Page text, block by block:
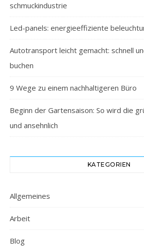
schmuckindustrie
Led-panels: energieeffiziente
Autotransport leicht gemacht: schnell
buchen
9 Wege zu einem nachhaltigeren Büro
Beginn der Gartensaison: So wird die
und ansehnlich
KATEGORIEN
Allgemeines
Arbeit
Blog